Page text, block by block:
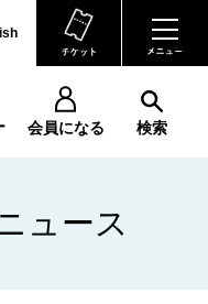
会員になる 検索
ュース